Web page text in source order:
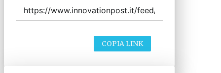
COPIA LINK